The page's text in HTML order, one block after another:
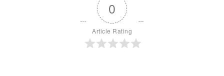
0
Article Rating